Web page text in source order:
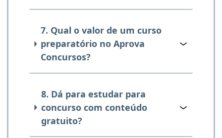
7. Qual o valor de um curso
preparatório no Aprova
Concursos?
8. Dá para estudar para
concurso com conteúdo
gratuito?